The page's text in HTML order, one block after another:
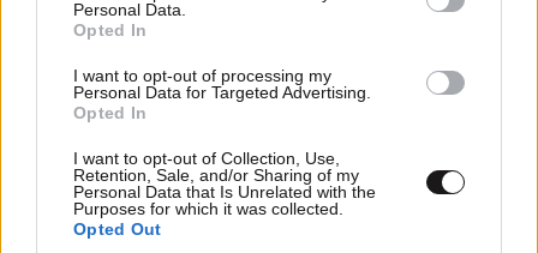
Personal Data.
Opted In
I want to opt-out of processing my
Personal Data for Targeted Advertising.
Opted In
I want to opt-out of Collection, Use,
Retention, Sale, and/or Sharing of my
Personal Data that Is Unrelated with the
Purposes for which it was collected.
Opted Out
οταν εκανε τοαπονενοημενο διαβημα. να λενε οι
αστυνομικοι παλι καλα που δεν ηταν ζωσμενος με τα
επιθεσεις αυτομτονιας. ΑΚΟΥ ΕΚΕΙ ΠΕΡΙΕΡΓΟ